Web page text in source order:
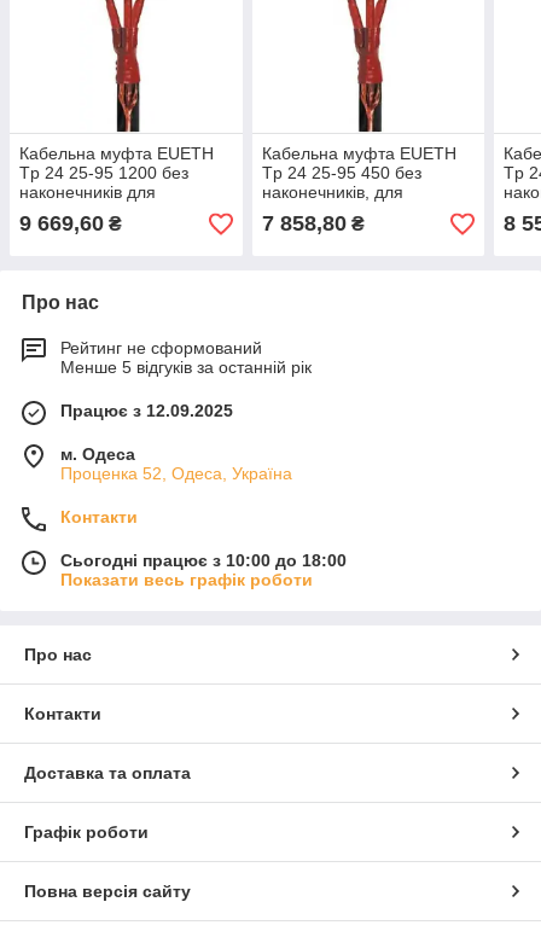
Кабельна муфта EUETH
Tp 24 25-95 1200 без
наконечників для
трижильного кабелю з
екраном
9 669,60 ₴
Кабельна муфта EUETH
Tp 24 25-95 450 без
наконечників, для
трижильного кабелю,
номинальное напряжение
7 858,80₴
Tp
8
Про нас
Рейтинг не сформований
Менше 5 відгуків за останній рік
Працює з 12.09.2025
м. Одеса
Проценка 52, Одеса, Україна
Контакти
Сьогодні працює з 10:00 до 18:00
Показати весь графік роботи
Про нас
Контакти
Доставка та оплата
Графік роботи
Повна версія сайту